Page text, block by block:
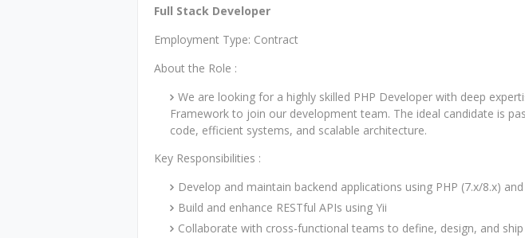
Full Stack Developer
Employment Type: Contract
About the Role :
We are looking for a highly skilled PHP Developer with deep
Framework to join our development team. The ideal candidate is
code, efficient systems, and scalable architecture.
Key Responsibilities :
Develop and maintain backend applications using PHP (7.x/8.x) and
Build and enhance RESTful APIs using Yii
Collaborate with cross-functional teams to define, design, and